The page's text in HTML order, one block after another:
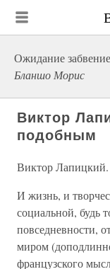
Ожидание забвение
Бланшо Морис
Виктор
подобным
Виктор
И жизнь, и
социальной, будь
повседневности,
миром
французского